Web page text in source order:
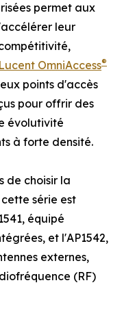
permet aux
leur
OmniAccess®
points d'accès
pour offrir des
évolutivité
à forte densité.
de choisir la
série est
équipé
et l'AP1542,
externes,
(RF)